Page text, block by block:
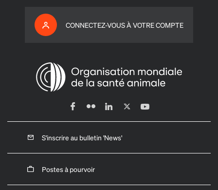
CONNECTEZ-VOUS À VOTRE COMPTE
S'inscrire au bulletin 'News'
Postes à pourvoir